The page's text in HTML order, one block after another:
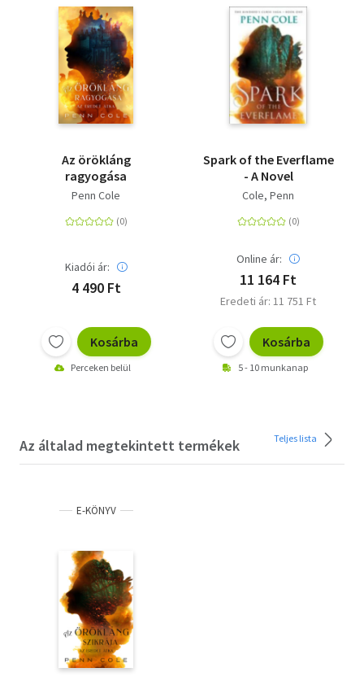
Az örökláng
ragyogása
Penn Cole
Kiadói ár:
4 490 Ft
Kosárba
Perceken belül
Spark of the Everflame
- A Novel
Cole, Penn
Online ár:
11 164 Ft
Eredeti ár: 11 751 Ft
Kosárba
5 - 10 munkanap
Az általad megtekintett termékek Teljes lista
E-KÖNYV